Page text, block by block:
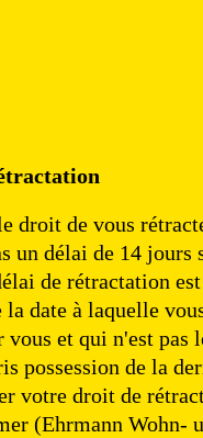
droit de vous
un délai de 14 jours
de rétractation
la date à laquelle
vous et qui n'est pas
possession de la
votre droit de
(Ehrmann Wohn-